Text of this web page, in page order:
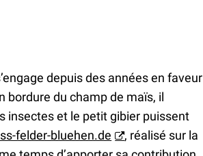
depuis des années en faveur
bordure du champ de maïs, il
insectes et le petit gibier puissent
felder-bluehen.de
, réalisé sur la